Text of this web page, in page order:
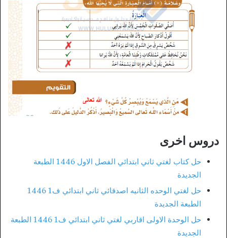
دروس اخرى
حل كتاب لغتي ثاني ابتدائي الفصل الاول 1446 الطبعة
الجديدة
حل لغتي الوحده الثانيه اصدقائي ثاني ابتدائي ف1 1446
الطبعة الجديدة
حل الوحدة الاولى اقاربي لغتي ثاني ابتدائي ف1 1446 الطبعة
الجديدة